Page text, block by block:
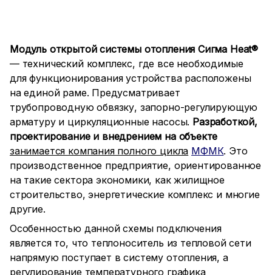
Модуль открытой системы отопления Сигма Heat®
— технический комплекс, где все необходимые
для функционирования устройства расположены
на единой раме. Предусматривает
трубопроводную обвязку, запорно-регулирующую
арматуру и циркуляционные насосы. Разработкой,
проектирование и внедрением на объекте
занимается компания полного цикла МФМК. Это
производственное предприятие, ориентированное
на такие сектора экономики, как жилищное
строительство, энергетические комплекс и многие
другие.
Особенностью данной схемы подключения
является то, что теплоноситель из тепловой сети
напрямую поступает в систему отопления, а
регулирование температурного графика